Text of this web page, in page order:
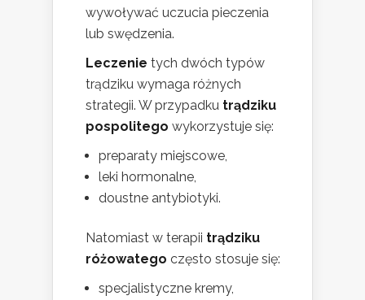
wywoływać uczucia pieczenia
lub swędzenia.
Leczenie tych dwóch typów
trądziku wymaga różnych
strategii. W przypadku trądziku
pospolitego wykorzystuje się:
preparaty miejscowe,
leki hormonalne,
doustne antybiotyki.
Natomiast w terapii trądziku
różowatego często stosuje się:
specjalistyczne kremy,